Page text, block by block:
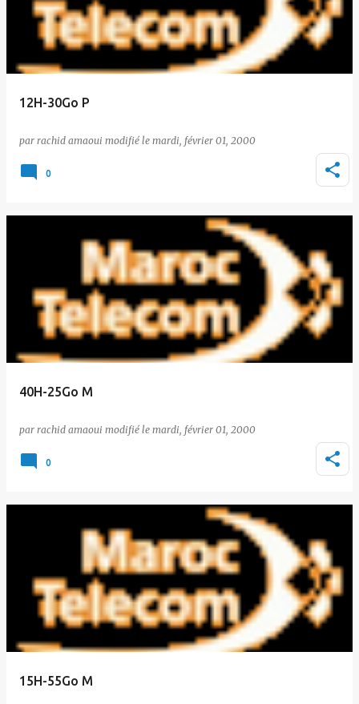
12H-30Go P
par rachid amaoui le mardi, février 01, 2000
0
40H-25Go M
par rachid amaoui le mardi, février 01, 2000
0
15H-55Go M